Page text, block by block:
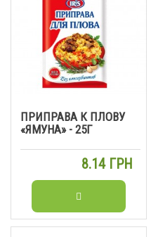
ПРИПРАВА К ПЛОВУ
«ЯМУНА» - 25Г
8.14 ГРН